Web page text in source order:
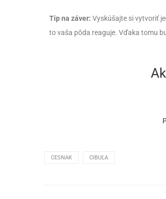
Tip na záver: Vyskúšajte si vytvoriť
to vaša pôda reaguje. Vďaka tomu
CESNAK CIBUĽA